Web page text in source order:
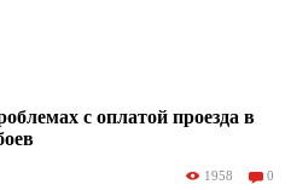
с оплатой проезда в
1958 0